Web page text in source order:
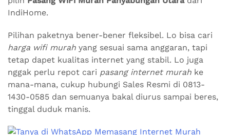
IndiHome.
Pilihan paketnya bener-bener fleksibel. Lo bisa cari
harga wifi murah yang sesuai sama anggaran, tapi
tetap dapet kualitas internet yang stabil. Lo juga
nggak perlu repot cari pasang internet murah ke
mana-mana, cukup hubungi Sales Resmi di 0813-
1430-0585 dan semuanya bakal diurus sampai beres,
tinggal duduk manis.